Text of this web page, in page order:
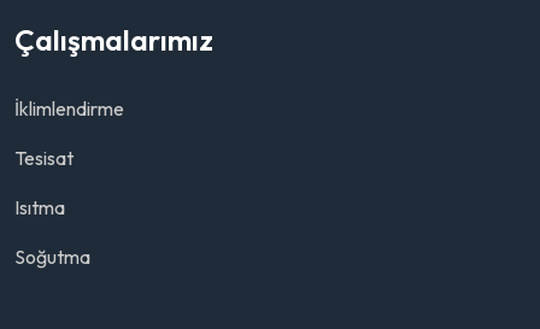
Çalışmalarımız
İklimlendirme
Tesisat
Isıtma
Soğutma